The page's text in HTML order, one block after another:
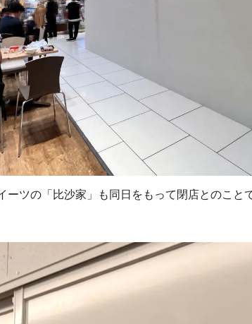
ーツの「比沙家」も同日をもって閉店とのことで